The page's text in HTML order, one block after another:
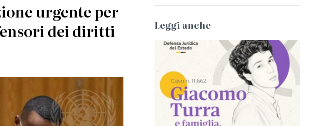
urgente per
dei diritti
Leggi anche